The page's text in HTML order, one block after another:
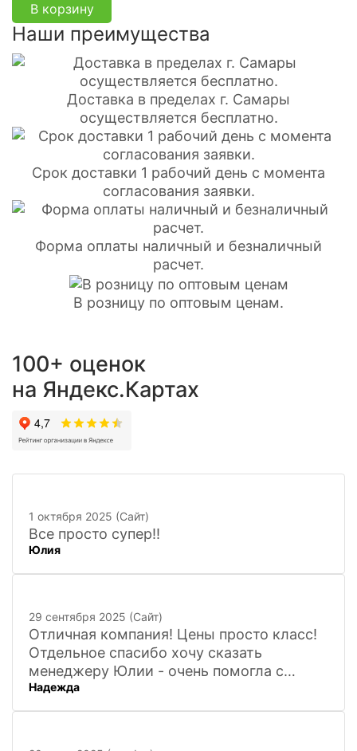
В корзину
Наши преимущества
Доставка в пределах г. Самары
осуществляется бесплатно.
Срок доставки 1 рабочий день с момента
согласования заявки.
Форма оплаты наличный и безналичный
расчет.
В розницу по оптовым ценам.
100+ оценок
на Яндекс.Картах
1 октября 2025 (Сайт)
Все просто супер!!
Юлия
29 сентября 2025 (Сайт)
Отличная компания! Цены просто класс!
Отдельное спасибо хочу сказать
менеджеру Юлии - очень помогла с
покупкой и доставкой сувенирных
фигурок! Буду ждать новинок и покупать
Надежда